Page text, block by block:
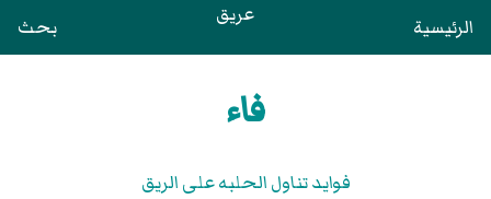
الرئيسية عريق بحث
فاء
فوايد تناول الحلبه علی الريق